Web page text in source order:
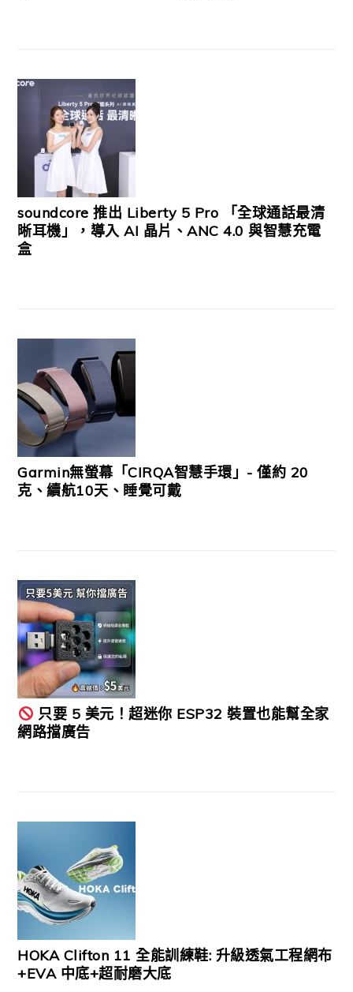
soundcore 推出 Liberty 5 Pro 「全球通話最清
晰耳機」，導入 AI 晶片、ANC 4.0 與智慧充電
盒
Garmin無螢幕「CIRQA智慧手環」- 僅約 20
克、續航10天、睡覺可戴
只要 5 美元！超迷你 ESP32 裝置也能幫全家
網路擋廣告
HOKA Clifton 11 全能訓練鞋: 升級透氣工程網布
+EVA 中底+超耐磨大底